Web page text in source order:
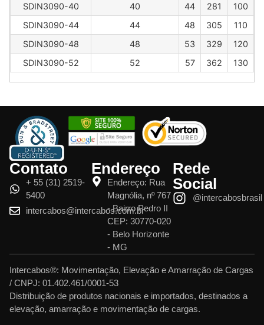
SDIN3090-40
40 44 281
100
SDIN3090-44
44 48 305
110
SDIN3090-48
48 53 329
120
SDIN3090-52
52 57 362 130
Contato
+ 55 (31) 2519-
5400
intercabos@intercabos.com.br
Endereço
Endereço: Rua
Magnólia, nº 767
- Bairro Pedro II
CEP: 30770-020
- Belo Horizonte
- MG
Rede
Social
@intercabosbrasil
Intercabos®: Movimentação, Elevação e Amarração de Cargas
/ CNPJ: 01.402.461/0001-53
Distribuição de produtos nacionais e importados, destinados a
elevação, amarração e movimentação de cargas.